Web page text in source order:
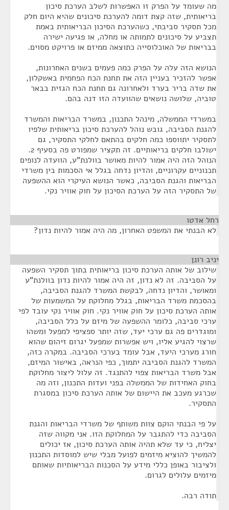
מה שעומד על הפרק זו האפשרות לשלב הערכת סיכון
בריאותית, שזה קצת דומה להערכת סיכונים שהיא היום חלק
מכל תסקיר סביבתי, כשהערכת הסיכון הבריאותית באמת
תצביע על סיכונים לתמותה או מחלה, או פגיעה ישירה
בבריאות של האוכלוסייה כתוצאה ממיזם או פרויקט מסוים.
הנושא הזה עלה על הפרק כמה פעמים בשנים האחרונות,
אפשר להזכיר בעניין הזה את תחנת הכח הפחמית באשקלון,
את שדה בריר בערד ולאחרונה גם תחנת הכח הגזית בבאר
טוביה, שלושה נושאים שהוועדה הזו דנה בהם.
במשרדי הממשלה, מינהל התכנון, במשרד הבריאות והמשרד
להגנת הסביבה, גובש נוהל להערכת סיכון בריאותית שלפיו
לתסקיר יתווספו כמה חלקים בהתאם לחלקי התסקיר, גם
ישולבו חלקים בריאותיים. זה תקציר שמפורט פה בסעיף 2.
הנוהל הזה היה אמור להיות מאושר בוולנת"ע, הוועדה לנופים
תכנוניים עקרוניים, והדיון נדחה בגלל אי הסכמות בין משרדי
הבריאות והגנת הסביבה, כאשר הנושא העיקרי הוא ההשפעה
של התסקיר הזה על הערכת הסיכון על חוק אוויר נקי.
רחל אדטו
לא הבנתי את המשפט האחרון, מה היה אמור להיות נדון?
יניב רונן
שילוב של אותה הערכת סיכון בריאותית בתוך תסקיר השפעה
על הסביבה. זה לא נדון, זה היה אמור להיות נדון בוולנת"ע
ומאושר, והדיון נדחה, לבקשת המשרד להגנת הסביבה,
בהסכמת משרד הבריאות, בגלל מחלוקת על המשמעות של
אותה הערכת סיכון על חוק אוויר נקי. חוק אוויר נקי עובד לפי
ערכי סביבה, כלומר ההשפעה של מיזם על כלל הסביבה,
ומוגדרים פה גם ערכי יעד, שזה יותר ספציפי למפעל ומשהו
שרצוי להגיע אליו, ויש אפשרות שמפעל יגרום זיהום שהוא
חורג מערכי היעד, אבל עומד בערכי הסביבה. במקרה כזה,
המשרד להגנת הסביבה יתמוך, כפי הנראה, באישור המיזם,
אבל משרד הבריאות צפוי להתנגד. זה עלול ליצור מחלוקת
בחוק האחידות של הממשלה בפני ועדות התכנון, וזה מה
שכרגע מעכב את היישום של אותה הערכת סיכון במסגרת
התסקיר.
על פי הבנתי הוקם צוות משותף של משרדי הבריאות והגנת
הסביבה כדי להתגבר על המחלוקת הזו. אני מקווה שזה
יצליח, כי עד שלא תהיה אותה הערכת סיכון, אז יכולים
להמשיך להוציא מיזמים לפועל מבלי שיש למוסדות התכנון
ולציבור באופן כללי מידע על הסכנות הבריאותיות שאותם
מיזמים עלולים לגרום.
תודה רבה.